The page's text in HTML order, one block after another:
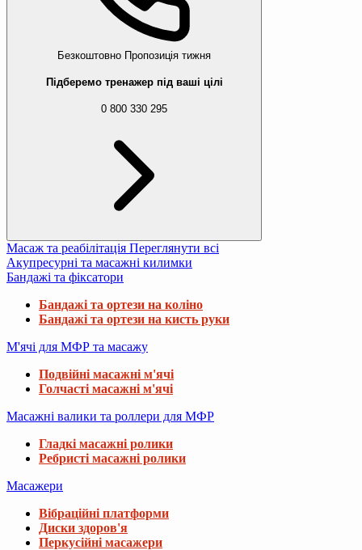
Безкоштовно Пропозиція тижня
Підберемо тренажер під ваші цілі
0 800 330 295
Масаж та реабілітація Переглянути всі
Акупресурні та масажні килимки
Бандажі та фіксатори
Бандажі та ортези на коліно
Бандажі та ортези на кисть руки
М'ячі для МФР та масажу
Подвійні масажні м'ячі
Голчасті масажні м'ячі
Масажні валики та роллери для МФР
Гладкі масажні ролики
Ребристі масажні ролики
Масажери
Вібраційні платформи
Диски здоров'я
Перкусійні масажери